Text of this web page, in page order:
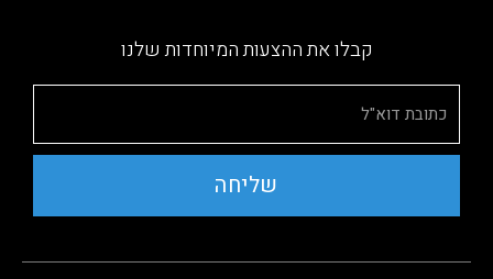
קבלו את ההצעות המיוחדות שלנו
שליחה